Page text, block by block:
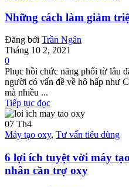
Những cách làm giảm
Đăng bởi Trần Ngân
Tháng 10 2, 2021
0
Phục hồi chức năng phổi từ lâu
người có vấn đề về hô hấp như
mà nhiều ...
Tiếp tục đọc
07 Th4
Máy tạo oxy, Tư vấn tiêu dùng
6 lợi ích tuyệt vời máy
nhân cần trợ oxy